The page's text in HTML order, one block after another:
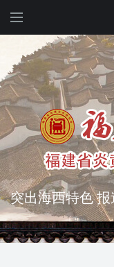
突出海西特色
今用 力求雅俗共
弘扬优秀文化